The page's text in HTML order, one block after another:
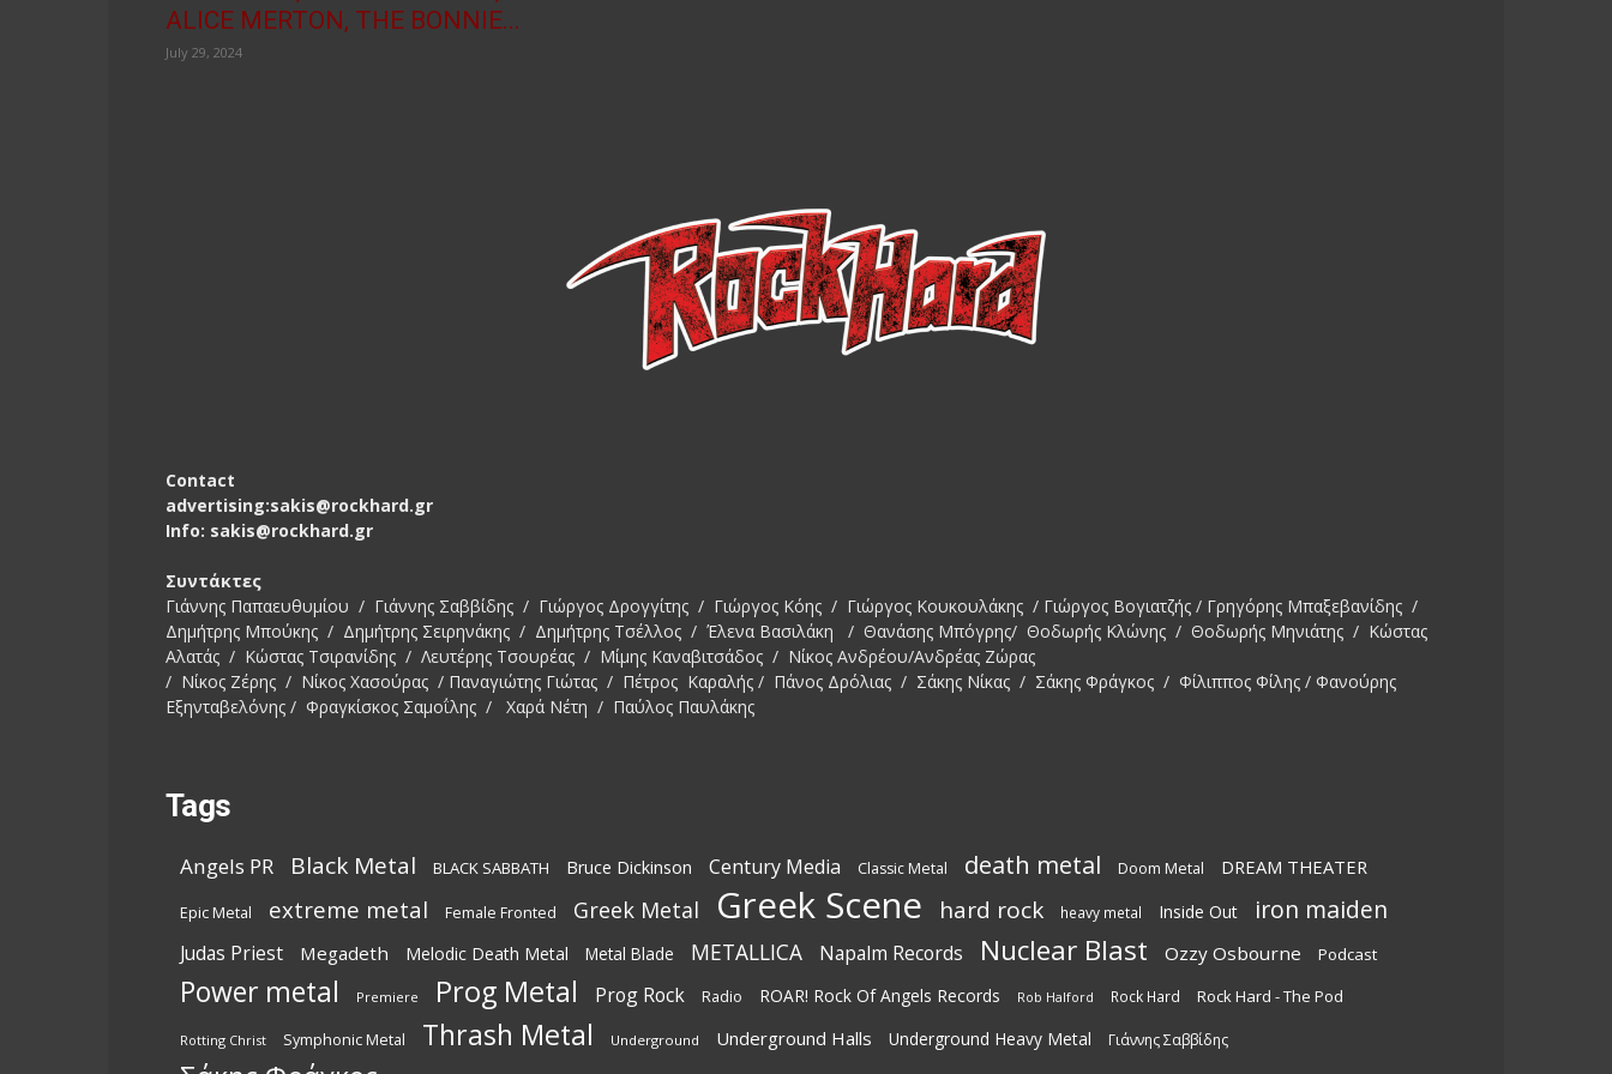
ALICE MERTON, THE BONNIE...
July 29, 2024
Contact
advertising:sakis@rockhard.gr
Info: sakis@rockhard.gr
Συντάκτες
Γιάννης Παπαευθυμίου / Γιάννης Σαββίδης / Γιώργος Δρογγίτης / Γιώργος Κόης / Γιώργος Κουκουλάκης / Γιώργος Βογιατζής / Γρηγόρης Μπαξεβανίδης /
Δημήτρης Μπούκης / Δημήτρης Σειρηνάκης / Δημήτρης Τσέλλος / Έλενα Βασιλάκη / Θανάσης Μπόγρης/ Θοδωρής Κλώνης / Θοδωρής Μηνιάτης / Κώστας
Αλατάς / Κώστας Τσιρανίδης / Λευτέρης Τσουρέας / Μίμης Καναβιτσάδος / Νίκος Ανδρέου/Ανδρέας Ζώρας
/ Νίκος Ζέρης / Νίκος Χασούρας / Παναγιώτης Γιώτας / Πέτρος Καραλής / Πάνος Δρόλιας / Σάκης Νίκας / Σάκης Φράγκος / Φίλιππος Φίλης / Φανούρης
Εξηνταβελόνης / Φραγκίσκος Σαμοΐλης / Χαρά Νέτη / Παύλος Παυλάκης
Tags
Angels PR Black Metal BLACK SABBATH Bruce Dickinson Century Media Classic Metal death metal Doom Metal DREAM THEATER
Epic Metal extreme metal Female Fronted Greek Metal Greek Scene hard rock heavy metal Inside Out iron maiden
Judas Priest Megadeth Melodic Death Metal Metal Blade METALLICA Napalm Records Nuclear Blast Ozzy Osbourne Podcast
Power metal Premiere Prog Metal Prog Rock Radio ROAR! Rock Of Angels Records Rob Halford Rock Hard Rock Hard - The Pod
Rotting Christ Symphonic Metal Thrash Metal Underground Underground Halls Underground Heavy Metal Γιάννης Σαββίδης